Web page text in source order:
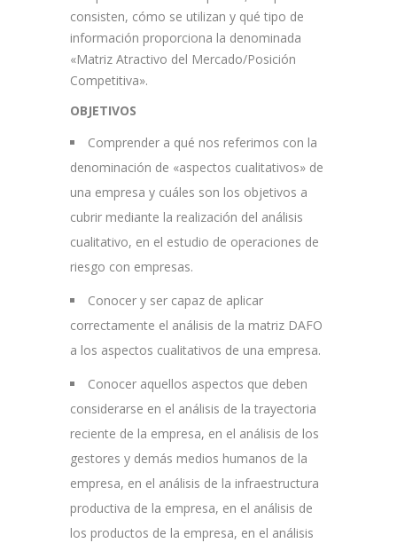
consisten, cómo se utilizan y qué tipo de
información proporciona la denominada
«Matriz Atractivo del Mercado/Posición
Competitiva».
OBJETIVOS
Comprender a qué nos referimos con la
denominación de «aspectos cualitativos» de
una empresa y cuáles son los objetivos a
cubrir mediante la realización del análisis
cualitativo, en el estudio de operaciones de
riesgo con empresas.
Conocer y ser capaz de aplicar
correctamente el análisis de la matriz DAFO
a los aspectos cualitativos de una empresa.
Conocer aquellos aspectos que deben
considerarse en el análisis de la trayectoria
reciente de la empresa, en el análisis de los
gestores y demás medios humanos de la
empresa, en el análisis de la infraestructura
productiva de la empresa, en el análisis de
los productos de la empresa, en el análisis